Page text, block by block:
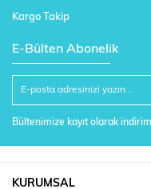
Kargo Takip
E-Bülten Abonelik
Bültenimize kayıt olarak
KURUMSAL